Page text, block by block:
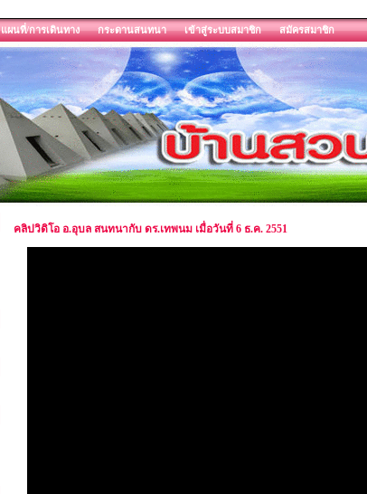
แผนที่/การเดินทาง กระดานสนทนา เข้าสู่ระบบสมาชิก สมัครสมาชิก
คลิปวิดิโอ อ.อุบล สนทนากับ ดร.เทพนม เมื่อวันที่ 6 ธ.ค. 2551